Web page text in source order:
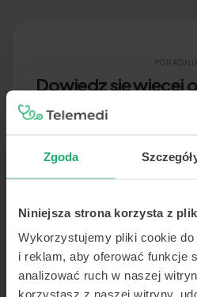
Zgoda
Niniejsza strona korzysta z
Wykorzystujemy pliki cookie
i reklam, aby oferować funkcje
analizować ruch w naszej
korzystasz z naszej witryny,
Dowiedz się więcej